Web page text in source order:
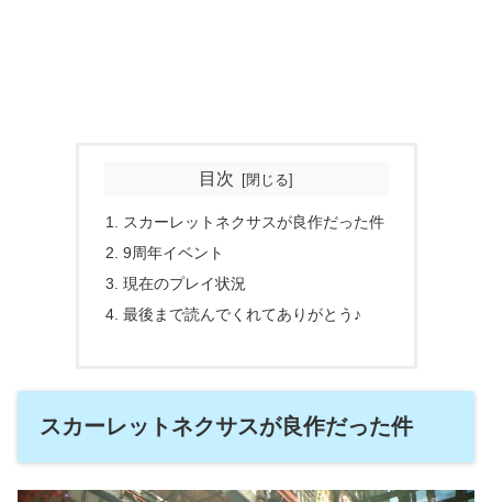
目次
スカーレットネクサスが良作だった件
9周年イベント
現在のプレイ状況
最後まで読んでくれてありがとう♪
スカーレットネクサスが良作だった件